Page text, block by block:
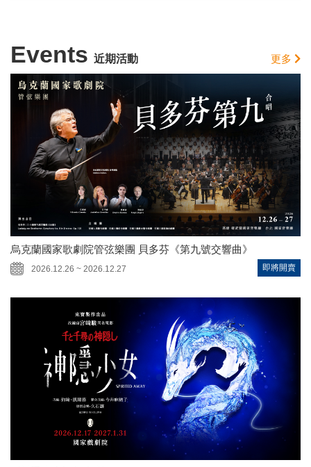
Events 近期活動 更多
烏克蘭國家歌劇院管弦樂團 貝多芬《第九號交響曲》
2026.12.26 ~ 2026.12.27 即將開賣